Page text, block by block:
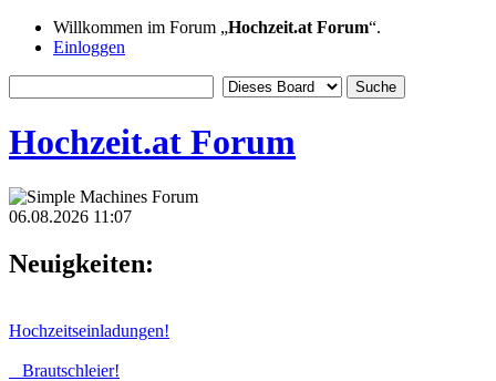
Willkommen im Forum „Hochzeit.at Forum“.
Einloggen
Hochzeit.at Forum
06.08.2026 11:07
Neuigkeiten:
Hochzeitseinladungen!
Brautschleier!